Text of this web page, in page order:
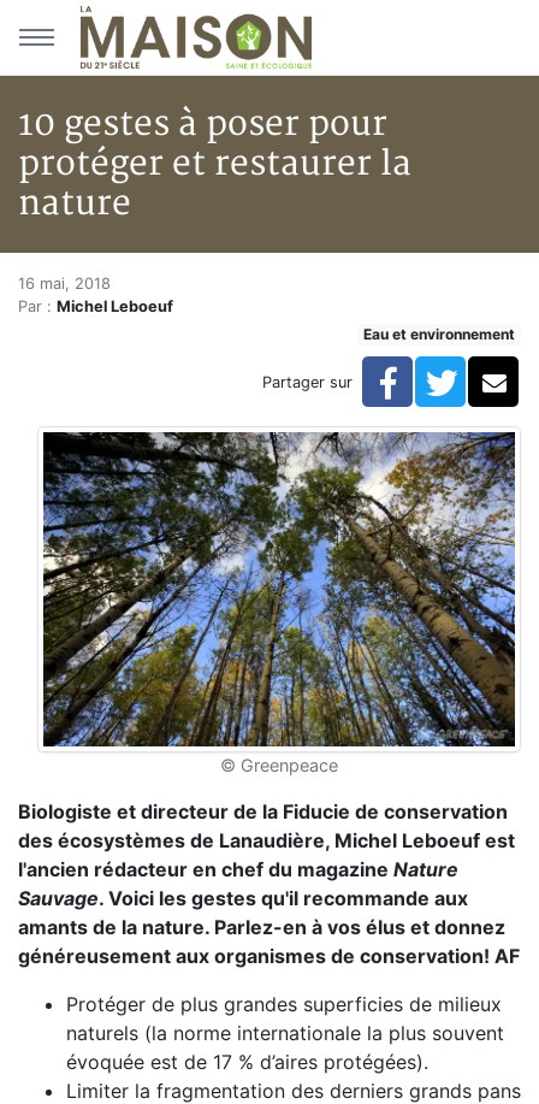
Aller au menu principal
Aller au contenu principal
10 gestes à poser pour
protéger et restaurer la
nature
Accueil
Articles
10 gestes à poser pour protéger et restaurer la nature
10 gestes à poser pour
16 mai, 2018
Par : Michel Leboeuf
Eau et environnement
Partager sur Facebook
© Greenpeace
Biologiste et directeur de la Fiducie de conservation
des écosystèmes de Lanaudière, Michel Leboeuf est
l'ancien rédacteur en chef du magazine Nature
Sauvage. Voici les gestes qu'il recommande aux
amants de la nature. Parlez-en à vos élus et donnez
généreusement aux organismes de conservation! AF
Protéger de plus grandes superficies de milieux
naturels (la norme internationale la plus souvent
évoquée est de 17 % d’aires protégées).
Limiter la fragmentation des derniers grands pans